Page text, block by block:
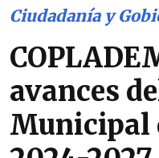
Ciudadanía y
avances
Municipal